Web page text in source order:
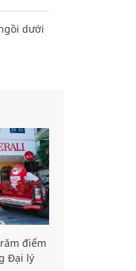
dưới
điểm
Đại lý